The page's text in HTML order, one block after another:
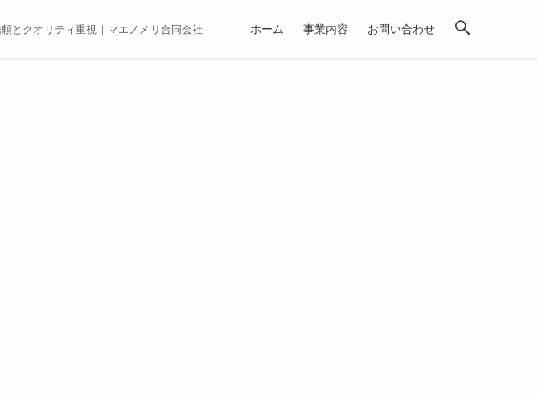
とクオリティ重視｜マエノメリ合同会社 ホーム 事業内容 お問い合わせ